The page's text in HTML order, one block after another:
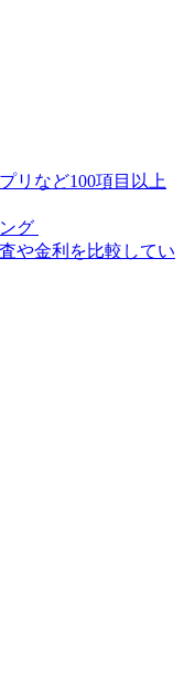
リなど100項目以上
グ
や金利を比較してい